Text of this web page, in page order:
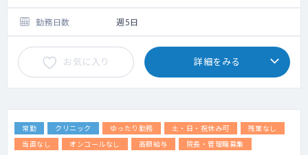
勤務日数 週5日
お気に入り 詳細をみる
常勤 クリニック ゆったり勤務 土・日・祝休み可
残業なし
当直なし
オンコールなし 高額給与 院長・管理職募集